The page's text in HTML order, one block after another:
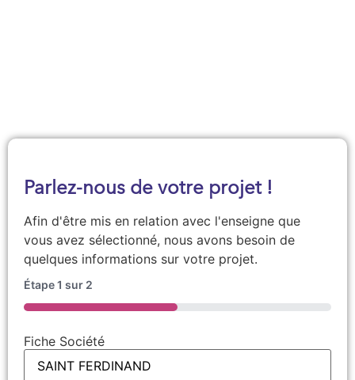
Parlez-nous de votre projet !
Afin d'être mis en relation avec l'enseigne que
vous avez sélectionné, nous avons besoin de
quelques informations sur votre projet.
Étape1 sur 2
50%
Fiche Société